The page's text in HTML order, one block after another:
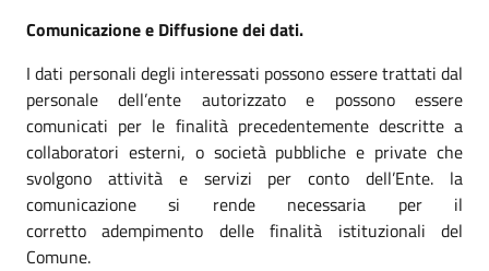
Comunicazione e Diffusione dei dati.
I dati personali degli interessati possono essere trattati dal
personale dell’ente autorizzato e possono essere
comunicati per le finalità precedentemente descritte a
collaboratori esterni, o società pubbliche e private che
svolgono attività e servizi per conto dell’Ente. la
comunicazione si rende necessaria per il
corretto adempimento delle finalità istituzionali del
Comune.